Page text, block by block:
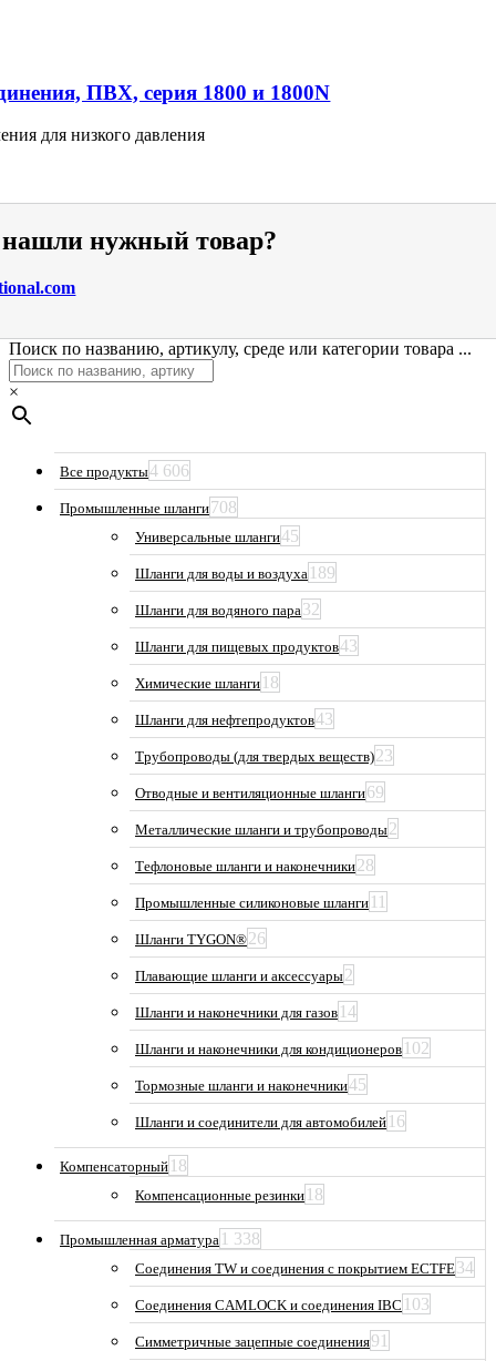
ПВХ, серия 1800 и 1800N
для низкого давления
нужный товар?
Поиск по названию, артикулу, среде или категории товара ...
×
Все продукты4 606
Промышленные шланги708
Универсальные шланги45
Шланги для воды и воздуха 189
Шланги для водяного пара32
Шланги для пищевых продуктов43
Химические шланги 18
Шланги для нефтепродуктов43
Трубопроводы (для твердых веществ)23
Отводные и вентиляционные шланги69
Металлические шланги и трубопроводы2
Тефлоновые шланги и наконечники28
Промышленные силиконовые шланги 11
Шланги TYGON®26
Плавающие шланги и аксессуары2
Шланги и наконечники для газов 14
Шланги и наконечники для кондиционеров 102
Тормозные шланги и наконечники45
Шланги и соединители для автомобилей 16
Компенсаторный 18
Компенсационные резинки 18
Промышленная арматура 1 338
Соединения TW и соединения с покрытием ECTFE34
Соединения CAMLOCK и соединения IBC 103
Симметричные зацепные соединения91